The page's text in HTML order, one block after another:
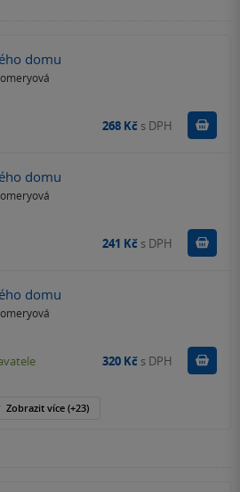
domu
268 Kč s DPH
domu
241 Kč s DPH
domu
320 Kč s DPH
Zobrazit více(+23)